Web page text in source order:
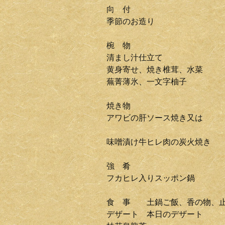
向 付
季節のお造り
椀 物
清まし汁仕立て
黄身寄せ、焼き椎茸、水菜
蕪菁薄氷、一文字柚子
焼き物
アワビの肝ソース焼き又は
味噌漬け牛ヒレ肉の炭火焼き
強 肴
フカヒレ入りスッポン鍋
食 事 土鍋ご飯、香の物、
デザート 本日のデザート